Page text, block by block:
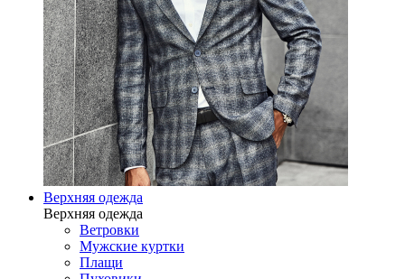
Верхняя одежда
Верхняя одежда
Ветровки
Мужские куртки
Плащи